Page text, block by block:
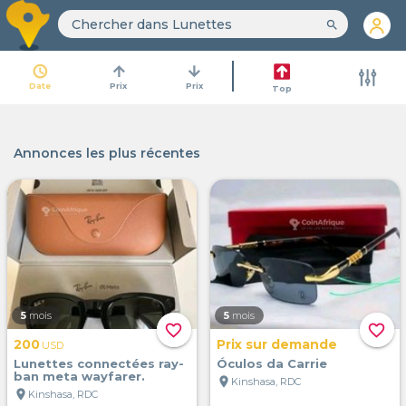
search
access_time
Date
arrow_upward
Prix
arrow_downward
Prix Top
Annonces les plus récentes
favorite_border
5 mois
200 USD
Lunettes connectées ray-
ban meta wayfarer.
location_on Kinshasa, RDC
favorite_border
5 mois
Prix sur demande
Óculos da Carrie
location_on Kinshasa, RDC